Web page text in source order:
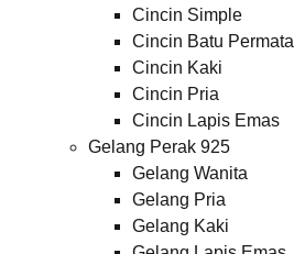
Cincin Simple
Cincin Batu Permata
Cincin Kaki
Cincin Pria
Cincin Lapis Emas
Gelang Perak 925
Gelang Wanita
Gelang Pria
Gelang Kaki